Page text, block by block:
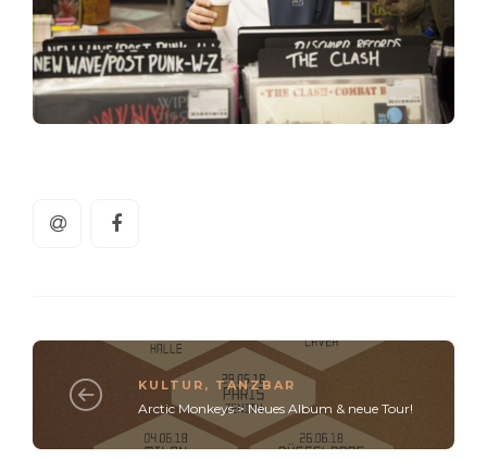
KULTUR , TANZBAR
Arctic Monkeys > Neues Album & neue Tour!